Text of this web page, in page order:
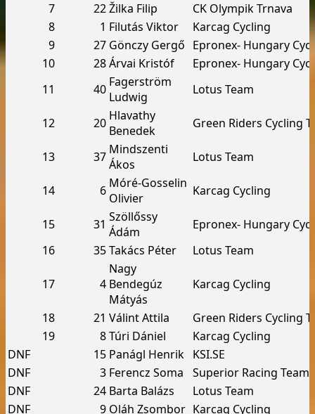
7
22Žilka Filip
CK Olympik Trnava
8
1 Filutás Viktor
Karcag Cycling
9
27 Gönczy Gergő Epronex- Hungary
10
28Árvai Kristóf
Epronex- Hungary
11
40 Fagerström
Ludwig
Lotus Team
12 20 Hlavathy
Benedek
Green Riders Cycling
13 37 Mindszenti
Ákos
Lotus Team
14 6 Móré-Gosselin
Olivier
Karcag Cycling
15 31 Szöllőssy
Ádám
Epronex- Hungary
16
35Takács Péter Lotus Team
17 4
Nagy
Bendegúz
Mátyás
Karcag Cycling
18 21 Válint Attila
Green Riders Cycling
19
8Túri Dániel
Karcag Cycling
DNF
15 Panágl Henrik KSI.SE
DNF
3 Ferencz Soma
Superior Racing Team
DNF
24 Barta Balázs
Lotus Team
DNF
9 Oláh Zsombor Karcag Cycling